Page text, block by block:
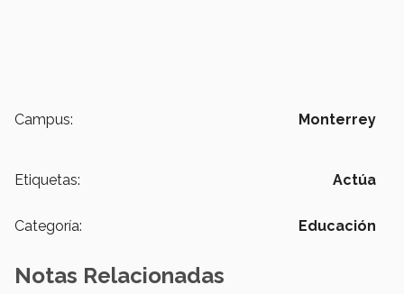
Campus: Monterrey
Etiquetas: Actúa
Categoría: Educación
Notas Relacionadas